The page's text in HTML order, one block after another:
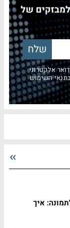
של
אלקטרוני
איך